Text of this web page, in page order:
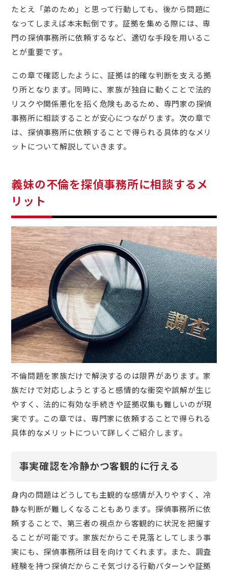
たとえ「弟のため」と思って行動しても、後から問題に
なってしまえば本末転倒です。証拠を集める際には、専
門の探偵事務所に依頼するなど、適切な手段を用いるこ
とが重要です。
この章で確認したように、証拠は的確な判断を支える拠
り所となります。同時に、家族が独自に動くことで法的
リスクや関係悪化を招く危険もあるため、専門家の探偵
事務所に相談することが安心につながります。次の章で
は、探偵事務所に依頼することで得られる具体的なメリ
ットについて解説していきます。
義妹の不倫を探偵事務所に相談するメ
リット
不倫問題を家族だけで解決するのは限界があります。家
族だけで対応しようとすると感情的な衝突や誤解が生じ
やすく、法的に有効な手続きや証拠収集も難しいのが現
実です。この章では、専門家に依頼することで得られる
具体的なメリットについて詳しくご紹介します。
事実確認を冷静かつ客観的に行える
身内の問題はどうしても主観的な感情が入りやすく、冷
静な判断が難しくなることもあります。探偵事務所に依
頼することで、第三者の視点から客観的に状況を把握す
ることが可能です。家族だからこそ見落としてしまう事
実にも、探偵事務所は目を向けてくれます。また、調査
経験を持つ探偵だからこそ気づける行動パターンや証拠